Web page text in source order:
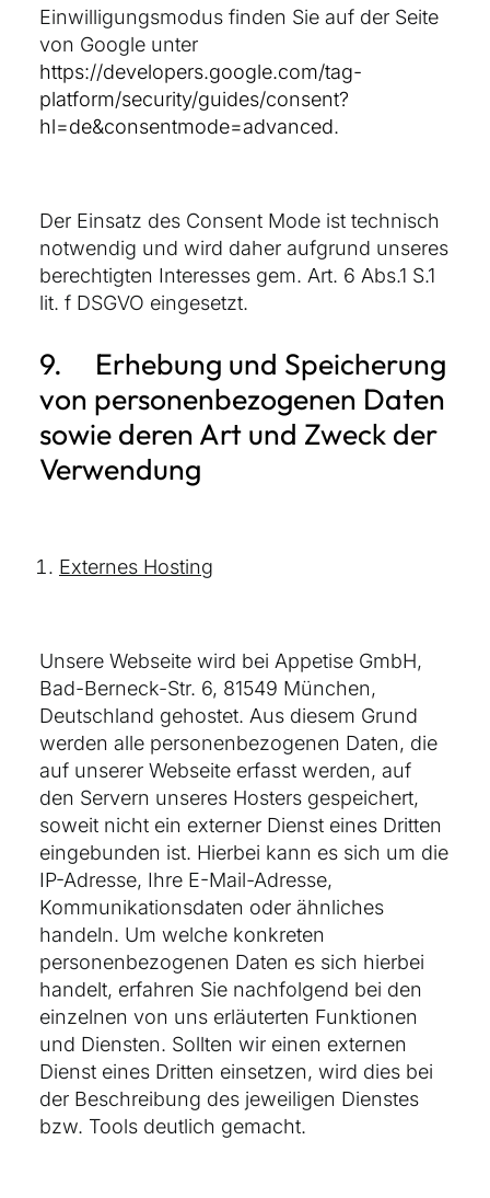
Einwilligungsmodus finden Sie auf der Seite
von Google unter
https://developers.google.com/tag-
platform/security/guides/consent?
hl=de&consentmode=advanced.
Der Einsatz des Consent Mode ist technisch
notwendig und wird daher aufgrund unseres
berechtigten Interesses gem. Art. 6 Abs.1 S.1
lit. f DSGVO eingesetzt.
9. Erhebung und Speicherung
von personenbezogenen Daten
sowie deren Art und Zweck der
Verwendung
Externes Hosting
Unsere Webseite wird bei Appetise GmbH,
Bad-Berneck-Str. 6, 81549 München,
Deutschland gehostet. Aus diesem Grund
werden alle personenbezogenen Daten, die
auf unserer Webseite erfasst werden, auf
den Servern unseres Hosters gespeichert,
soweit nicht ein externer Dienst eines Dritten
eingebunden ist. Hierbei kann es sich um die
IP-Adresse, Ihre E-Mail-Adresse,
Kommunikationsdaten oder ähnliches
handeln. Um welche konkreten
personenbezogenen Daten es sich hierbei
handelt, erfahren Sie nachfolgend bei den
einzelnen von uns erläuterten Funktionen
und Diensten. Sollten wir einen externen
Dienst eines Dritten einsetzen, wird dies bei
der Beschreibung des jeweiligen Dienstes
bzw. Tools deutlich gemacht.